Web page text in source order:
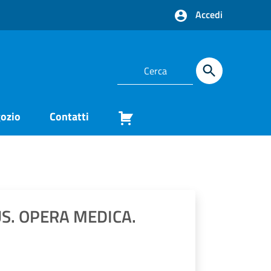
Accedi
Contatti
OPERA MEDICA.